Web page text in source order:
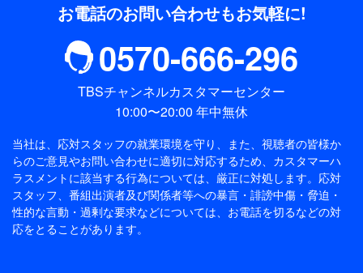
お電話のお問い合わせもお気軽に!
0570-666-296
TBSチャンネルカスタマーセンター
10:00〜20:00 年中無休
当社は、応対スタッフの就業環境を守り、また、視聴者の皆様か
らのご意見やお問い合わせに適切に対応するため、 カスタマーハ
ラスメントに該当する行為については、厳正に対処します。応対
スタッフ、番組出演者及び関係者等への暴言・誹謗中傷・脅迫・
性的な言動・過剰な要求などについては、お電話を切るなどの対
応をとることがあります。